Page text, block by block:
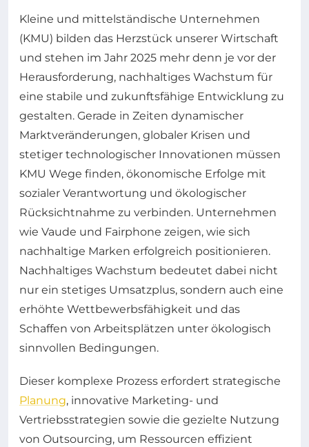
Kleine und mittelständische Unternehmen
(KMU) bilden das Herzstück unserer Wirtschaft
und stehen im Jahr 2025 mehr denn je vor der
Herausforderung, nachhaltiges Wachstum für
eine stabile und zukunftsfähige Entwicklung zu
gestalten. Gerade in Zeiten dynamischer
Marktveränderungen, globaler Krisen und
stetiger technologischer Innovationen müssen
KMU Wege finden, ökonomische Erfolge mit
sozialer Verantwortung und ökologischer
Rücksichtnahme zu verbinden. Unternehmen
wie Vaude und Fairphone zeigen, wie sich
nachhaltige Marken erfolgreich positionieren.
Nachhaltiges Wachstum bedeutet dabei nicht
nur ein stetiges Umsatzplus, sondern auch eine
erhöhte Wettbewerbsfähigkeit und das
Schaffen von Arbeitsplätzen unter ökologisch
sinnvollen Bedingungen.
Dieser komplexe Prozess erfordert strategische
Planung, innovative Marketing- und
Vertriebsstrategien sowie die gezielte Nutzung
von Outsourcing, um Ressourcen effizient